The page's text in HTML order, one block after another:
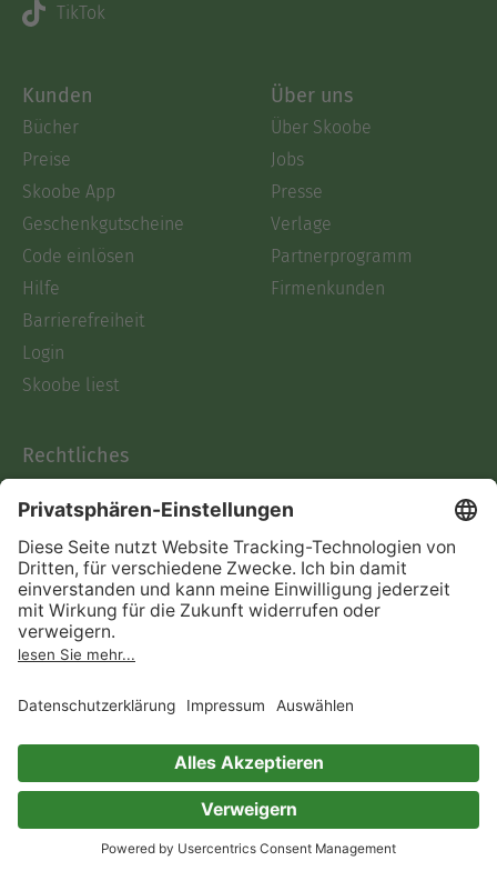
TikTok
Kunden
Bücher
Preise
Skoobe App
Geschenkgutscheine
Code einlösen
Hilfe
Barrierefreiheit
Login
Skoobe liest
Über uns
Über Skoobe
Jobs
Presse
Verlage
Partnerprogramm
Firmenkunden
Rechtliches
AGB
Informationen nach Data
Act
Verträge hier kündigen
Impressum
Immer ein gutes Buch